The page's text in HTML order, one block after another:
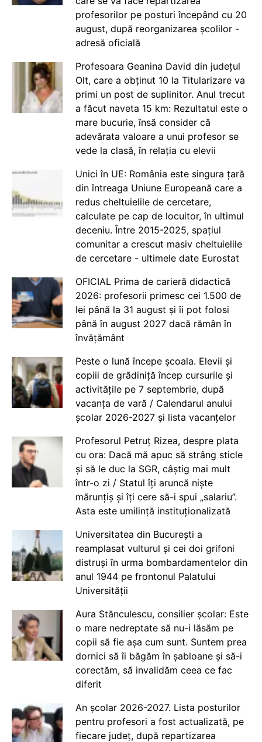
profesorilor pe posturi începând cu 20
august, după reorganizarea școlilor -
adresă oficială
Profesoara Geanina David din județul
Olt, care a obținut 10 la Titularizare va
primi un post de suplinitor. Anul trecut
a făcut naveta 15 km: Rezultatul este o
mare bucurie, însă consider că
adevărata valoare a unui profesor se
vede la clasă, în relația cu elevii
Unici în UE: România este singura țară
din întreaga Uniune Europeană care a
redus cheltuielile de cercetare,
calculate pe cap de locuitor, în ultimul
deceniu. Între 2015-2025, spațiul
comunitar a crescut masiv cheltuielile
de cercetare - ultimele date Eurostat
OFICIAL Prima de carieră didactică
2026: profesorii primesc cei 1.500 de
lei până la 31 august și îi pot folosi
până în august 2027 dacă rămân în
învățământ
Peste o lună începe școala. Elevii și
copiii de grădiniță încep cursurile și
activitățile pe 7 septembrie, după
vacanța de vară / Calendarul anului
școlar 2026-2027 și lista vacanțelor
Profesorul Petruț Rizea, despre plata
cu ora: Dacă mă apuc să strâng sticle
și să le duc la SGR, câștig mai mult
într-o zi / Statul îți aruncă niște
mărunțiș și îți cere să-i spui „salariu”.
Asta este umilință instituționalizată
Universitatea din București a
reamplasat vulturul și cei doi grifoni
distruși în urma bombardamentelor din
anul 1944 pe frontonul Palatului
Universității
Aura Stănculescu, consilier școlar: Este
o mare nedreptate să nu-i lăsăm pe
copii să fie așa cum sunt. Suntem prea
dornici să îi băgăm în șabloane și să-i
corectăm, să invalidăm ceea ce fac
diferit
An școlar 2026-2027. Lista posturilor
pentru profesori a fost actualizată, pe
fiecare județ, după repartizarea